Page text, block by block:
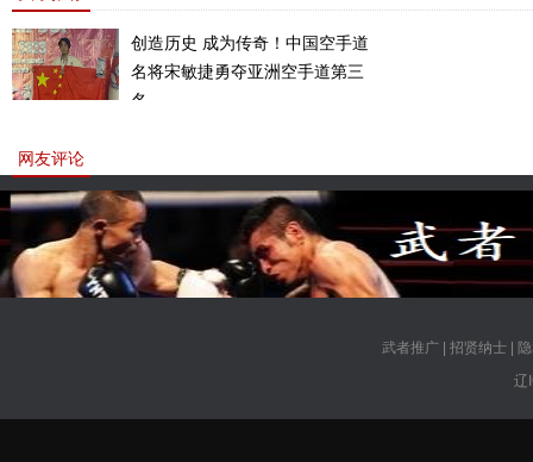
创造历史 成为传奇！中国空手道
名将宋敏捷勇夺亚洲空手道第三
名。
网友评论
武者推广| 招贤纳士|
辽